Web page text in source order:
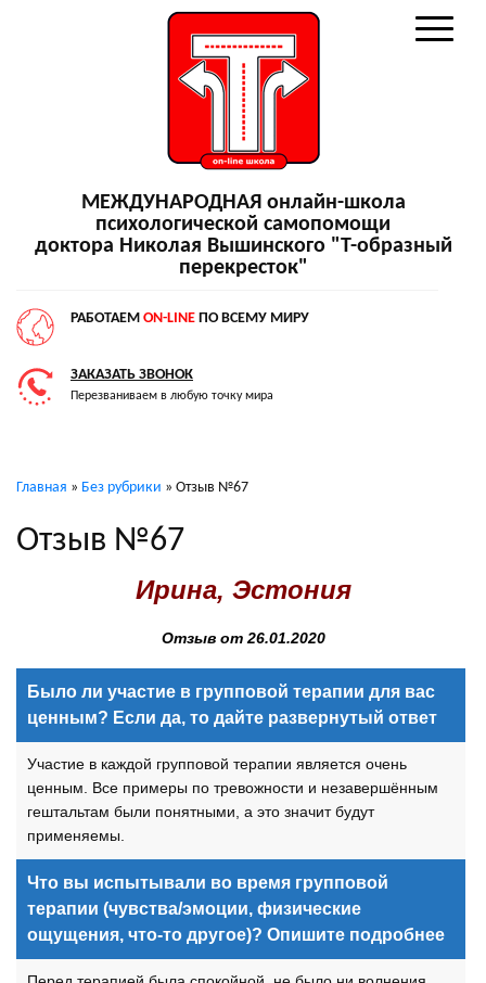
МЕЖДУНАРОДНАЯ онлайн-школа
психологической самопомощи
доктора Николая Вышинского "Т-образный
перекресток"
РАБОТАЕМ ON-LINE ПО ВСЕМУ МИРУ
ЗАКАЗАТЬ ЗВОНОК
Перезваниваем в любую точку мира
Главная » Без рубрики » Отзыв №67
Отзыв №67
Ирина, Эстония
Отзыв от 26.01.2020
Было ли участие в групповой терапии для вас
ценным? Если да, то дайте развернутый ответ
Участие в каждой групповой терапии является очень
ценным. Все примеры по тревожности и незавершённым
гештальтам были понятными, а это значит будут
применяемы.
Что вы испытывали во время групповой
терапии (чувства/эмоции, физические
ощущения, что-то другое)? Опишите подробнее